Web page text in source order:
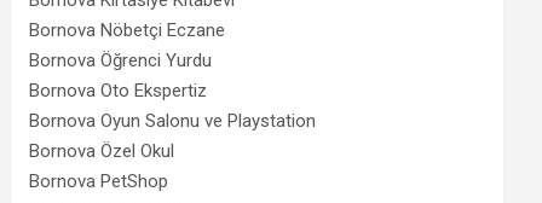
Bornova Nöbetçi Eczane
Bornova Öğrenci Yurdu
Bornova Oto Ekspertiz
Bornova Oyun Salonu ve Playstation
Bornova Özel Okul
Bornova PetShop